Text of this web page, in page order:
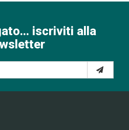
iscriviti alla